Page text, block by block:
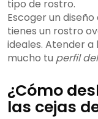
tipo de rostro.
Escoger un
tienes un rostro
ideales. Atender a
mucho tu perfil
¿Cómo
las cejas